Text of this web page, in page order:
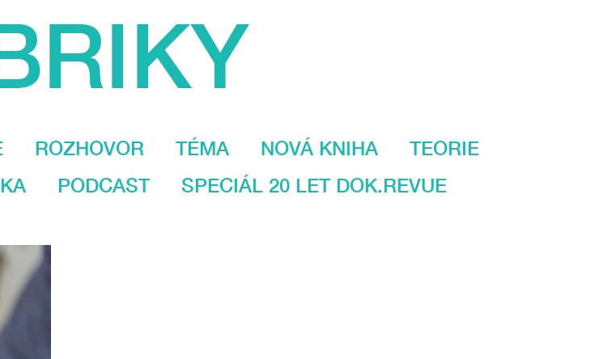
ROZHOVOR TÉMA NOVÁ KNIHA
TEORIE
PODCAST SPECIÁL 20 LET DOK.REVUE